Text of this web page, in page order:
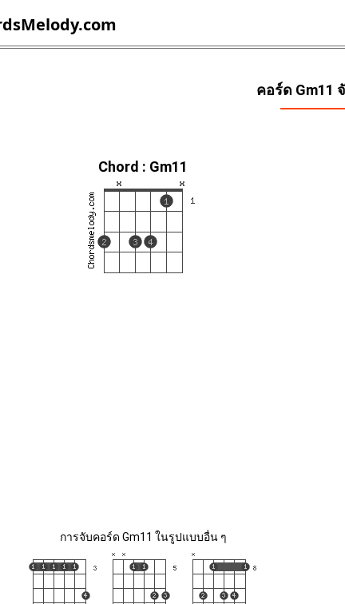
คอร์ด Gm11
Chord : Gm11
การจับคอร์ด Gm11 ในรูปแบบอื่น ๆ